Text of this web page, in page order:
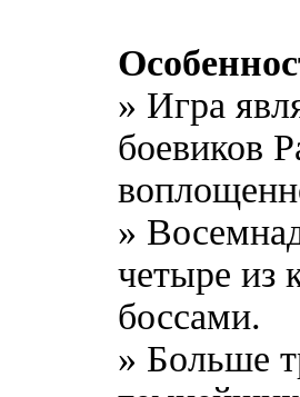
» Игра
боевиков
»
четыре из
боссами.
» Больше